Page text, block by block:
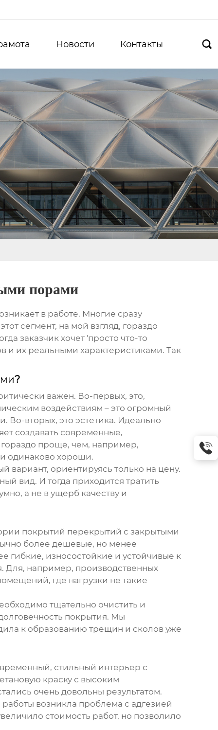
Новости Контакты 
порами
в работе. Многие сразу
сегмент, на мой взгляд, гораздо
заказчик хочет 'просто что-то
и их реальными характеристиками. Так
?
важен. Во-первых, это,
воздействиям – это огромный
Во-вторых, это эстетика. Идеально
создавать современные,
проще, чем, например,
одинаково хороши.
вариант, ориентируясь только на цену.
вид. И тогда приходится тратить
а не в ущерб качеству и
покрытий перекрытий с закрытыми
более дешевые, но менее
гибкие, износостойкие и устойчивые к
Для, например, производственных
где нагрузки не такие
тщательно очистить и
покрытия. Мы
к образованию трещин и сколов уже
стильный интерьер с
краску с высоким
очень довольны результатом.
возникла проблема с адгезией
стоимость работ, но позволило